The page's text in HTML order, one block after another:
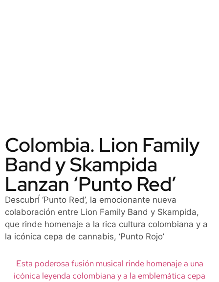
Colombia. Lion Family
Band y Skampida
Lanzan ‘Punto Red’
DescubrÍ ‘Punto Red’, la emocionante nueva
colaboración entre Lion Family Band y Skampida,
que rinde homenaje a la rica cultura colombiana y a
la icónica cepa de cannabis, ‘Punto Rojo’
Esta poderosa fusión musical rinde homenaje a una
icónica leyenda colombiana y a la emblemática cepa